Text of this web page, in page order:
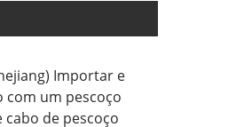
Importar e
com um pescoço
de pescoço